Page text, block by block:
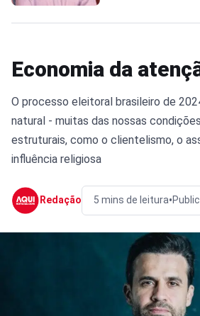
Economia da
O processo eleitoral brasileiro de
natural - muitas das nossas
estruturais, como o clientelismo, o
influência religiosa
Redação 5 mins de leitura•